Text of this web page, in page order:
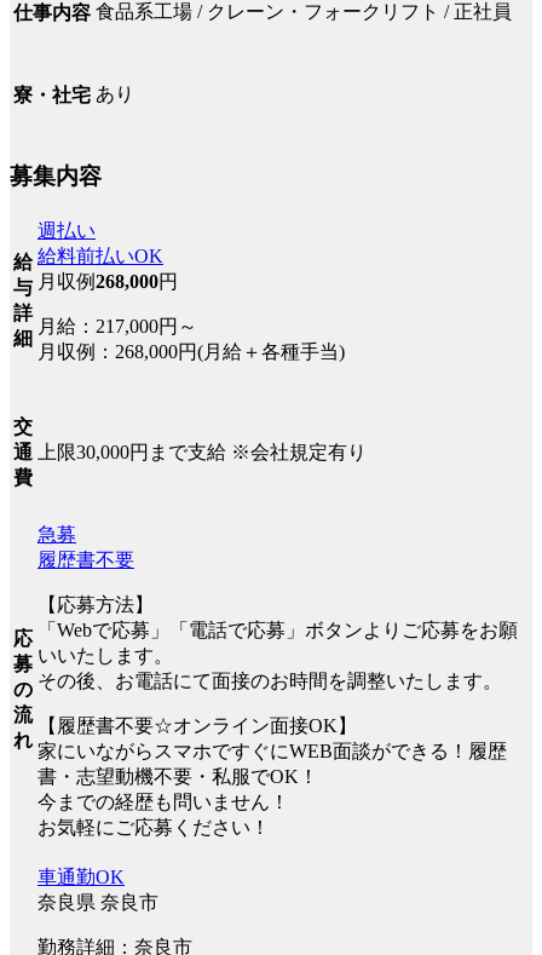
仕事内容 食品系工場 / クレーン・フォークリフト / 正社員
寮・社宅 あり
募集内容
給
与
詳
細
週払い
給料前払いOK
月収例268,000円
月給：217,000円～
月収例：268,000円(月給＋各種手当)
交
通
費
上限30,000円まで支給 ※会社規定有り
応
募
の
流
れ
急募
履歴書不要
【応募方法】
「Webで応募」「電話で応募」ボタンよりご応募をお願
いいたします。
その後、お電話にて面接のお時間を調整いたします。
【履歴書不要☆オンライン面接OK】
家にいながらスマホですぐにWEB面談ができる！履歴
書・志望動機不要・私服でOK！
今までの経歴も問いません！
お気軽にご応募ください！
車通勤OK
奈良県 奈良市
勤務詳細：奈良市